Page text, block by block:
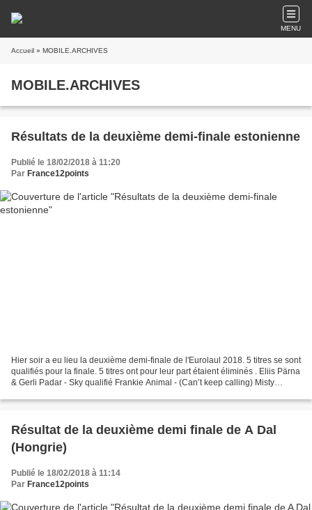
MENU
Accueil » MOBILE.ARCHIVES
MOBILE.ARCHIVES
Résultats de la deuxième demi-finale estonienne
Publié le 18/02/2018 à 11:20
Par France12points
Hier soir a eu lieu la deuxième demi-finale de l'Eurolaul 2018. 5 titres se sont
qualifiés pour la finale. 5 titres ont pour leur part étaient éliminés . Eliis Pärna
& Gerli Padar - Sky qualifié Frankie Animal - (Can’t keep calling) Misty
Résultat de la deuxième demi finale de A Dal
(Hongrie)
Publié le 18/02/2018 à 11:14
Par France12points